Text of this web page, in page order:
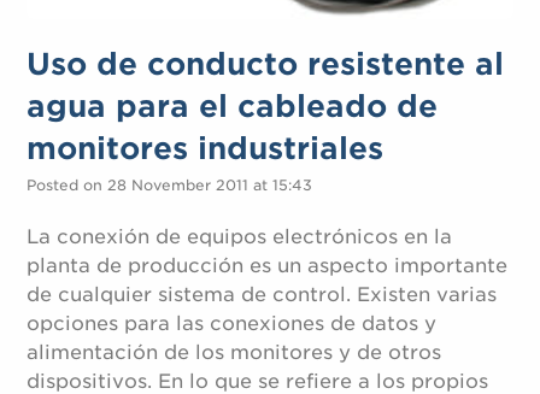
Uso de conducto resistente al
agua para el cableado de
monitores industriales
Posted on 28 November 2011 at 15:43
La conexión de equipos electrónicos en la
planta de producción es un aspecto importante
de cualquier sistema de control. Existen varias
opciones para las conexiones de datos y
alimentación de los monitores y de otros
dispositivos. En lo que se refiere a los propios